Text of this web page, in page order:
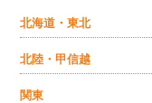
北海道・東北
北陸・甲信越
関東